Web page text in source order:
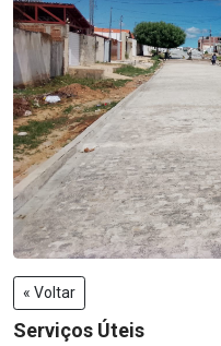
« Voltar
Serviços Úteis